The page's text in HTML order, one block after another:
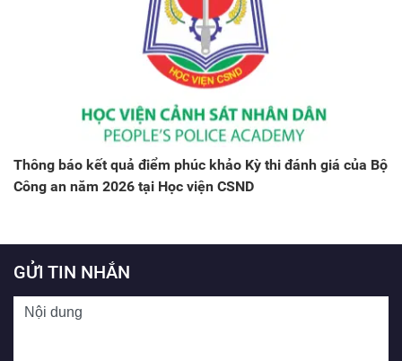
Thông báo kết quả điểm phúc khảo Kỳ thi đánh giá của Bộ
Công an năm 2026 tại Học viện CSND
GỬI TIN NHẮN